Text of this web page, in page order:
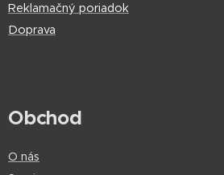
Reklamačný poriadok
Doprava
Obchod
O nás